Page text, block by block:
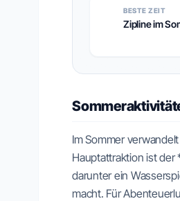
BESTE ZEIT
Zipline im
Im Sommer
Hauptattraktion ist der
darunter ein
macht. Für